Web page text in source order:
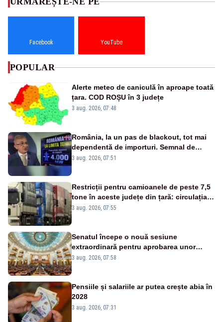
Facebook YouTube
POPULAR
Alerte meteo de caniculă în aproape toată
țara. COD ROȘU în 3 județe
3 aug. 2026, 07:48
România, la un pas de blackout, tot mai
dependentă de importuri. Semnal de
alarmă tras de un expert în energie
3 aug. 2026, 07:51
Restricții pentru camioanele de peste 7,5
tone în aceste județe din țară: circulația
este interzisă luni, între orele 12:00 și
3 aug. 2026, 07:55
Senatul începe o nouă sesiune
extraordinară pentru aprobarea unor
jaloane din PNRR
3 aug. 2026, 07:58
Pensiile și salariile ar putea crește abia în
2028
3 aug. 2026, 07:31